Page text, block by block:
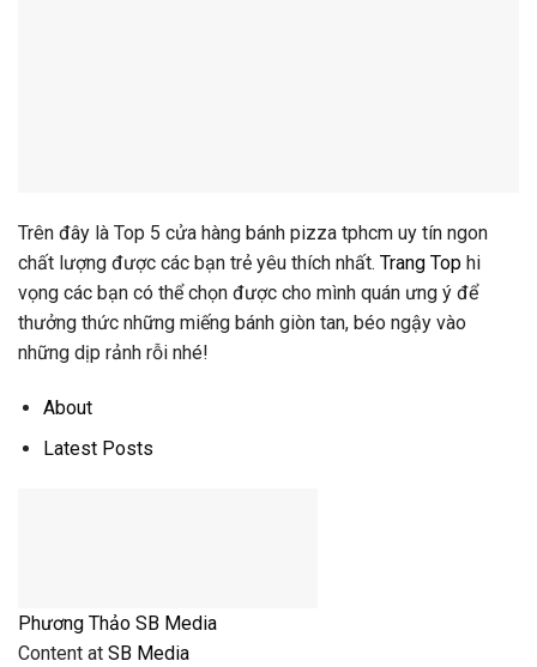
Trên đây là Top 5 cửa hàng bánh pizza tphcm uy tín ngon
chất lượng được các bạn trẻ yêu thích nhất. Trang Top hi
vọng các bạn có thể chọn được cho mình quán ưng ý để
thưởng thức những miếng bánh giòn tan, béo ngậy vào
những dịp rảnh rỗi nhé!
About
Latest Posts
Phương Thảo SB Media
Content at SB Media